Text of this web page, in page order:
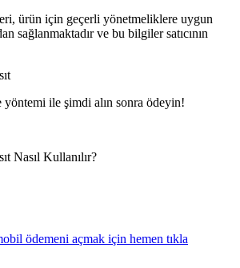
ürün için geçerli yönetmeliklere uygun
sağlanmaktadır ve bu bilgiler satıcının
yöntemi ile şimdi alın sonra ödeyin!
Nasıl Kullanılır?
ödemeni açmak için hemen tıkla